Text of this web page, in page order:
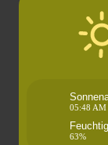
05:48 AM
63%